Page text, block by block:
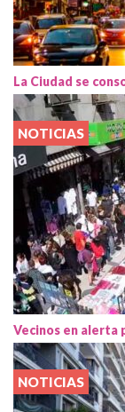
La Ciudad se
NOTICIAS
Vecinos en alerta
NOTICIAS